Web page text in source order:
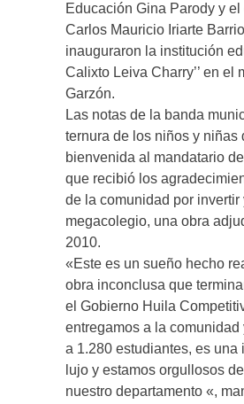
Educación Gina Parody y
Carlos Mauricio Iriarte
inauguraron la institución
Calixto Leiva Charry’’ en el
Garzón.
Las notas de la banda
ternura de los niños y niñas
bienvenida al mandatario
que recibió los
de la comunidad por invertir
megacolegio, una obra
2010.
«Este es un sueño hecho
obra inconclusa que
el Gobierno Huila
entregamos a la comunidad
a 1.280 estudiantes, es una
lujo y estamos orgullosos
nuestro departamento «,